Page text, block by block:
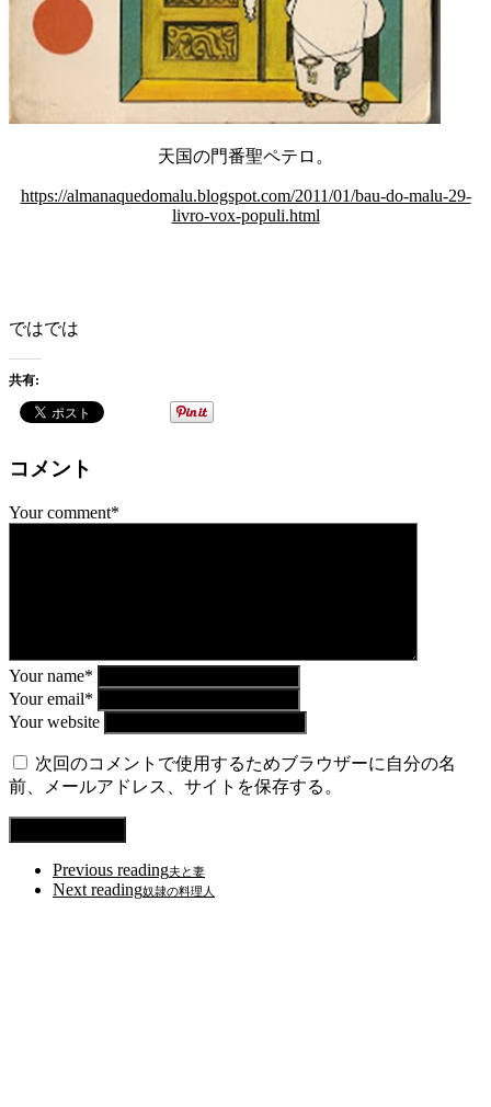
天国の門番聖ペテロ。
https://almanaquedomalu.blogspot.com/2011/01/bau-do-malu-29-
livro-vox-populi.html
ではでは
共有:
コメント
Your comment*
Your name*
Your email*
Your website
次回のコメントで使用するためブラウザーに自分の名
前、メールアドレス、サイトを保存する。
Previous reading夫と妻
Next reading奴隷の料理人